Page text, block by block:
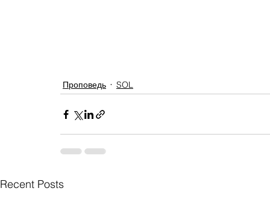
Проповедь SOL
Recent Posts